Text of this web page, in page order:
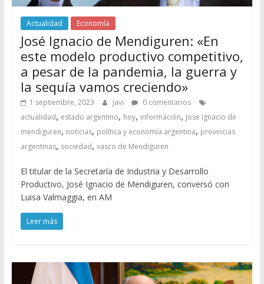
Actualidad Economía
José Ignacio de Mendiguren: «En
este modelo productivo competitivo,
a pesar de la pandemia, la guerra y
la sequía vamos creciendo»
1 septiembre, 2023 javi
0 comentarios
actualidad, estado argentino, hoy, información, Jose Ignacio de
mendiguren, noticias, política y economía argentina, provincias
argentinas, sociedad, vasco de Mendiguren
El titular de la Secretaría de Industria y Desarrollo
Productivo, José Ignacio de Mendiguren, conversó con
Luisa Valmaggia, en AM
Leer más